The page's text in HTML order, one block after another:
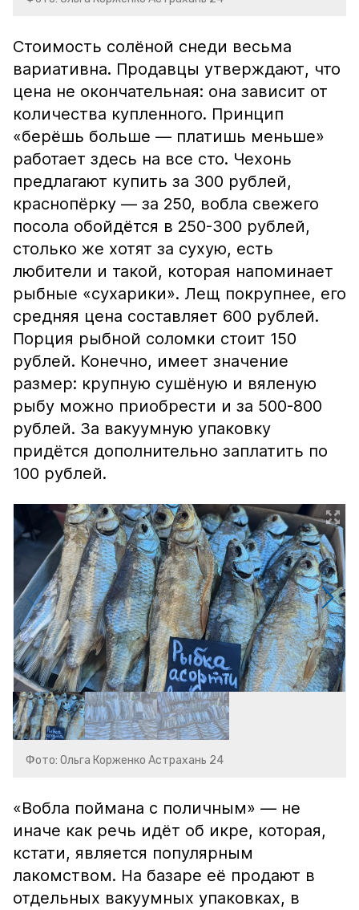
Стоимость солёной снеди весьма
вариативна. Продавцы утверждают, что
цена не окончательная: она зависит от
количества купленного. Принцип
«берёшь больше — платишь меньше»
работает здесь на все сто. Чехонь
предлагают купить за 300 рублей,
краснопёрку — за 250, вобла свежего
посола обойдётся в 250-300 рублей,
столько же хотят за сухую, есть
любители и такой, которая напоминает
рыбные «сухарики». Лещ покрупнее, его
средняя цена составляет 600 рублей.
Порция рыбной соломки стоит 150
рублей. Конечно, имеет значение
размер: крупную сушёную и вяленую
рыбу можно приобрести и за 500-800
рублей. За вакуумную упаковку
придётся дополнительно заплатить по
100 рублей.
Фото: Ольга Корженко Астрахань 24
«Вобла поймана с поличным» — не
иначе как речь идёт об икре, которая,
кстати, является популярным
лакомством. На базаре её продают в
отдельных вакуумных упаковках, в